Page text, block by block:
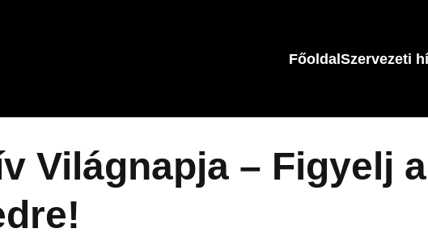
FőoldalSzervezeti
Világnapja – Figyelj a